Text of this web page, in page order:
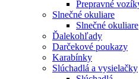
Prepravné
Slnečné okuliare
Slnečné okuliare
Ďalekohľady
Darčekové poukazy
Karabínky
Slúchadlá a vysielačky